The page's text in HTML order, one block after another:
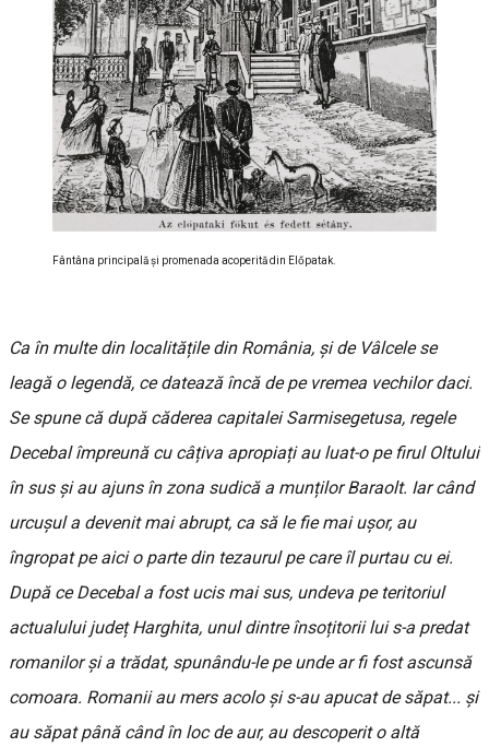
Fântâna principală și promenada acoperită din Előpatak.
Ca în multe din localitățile din România, și de Vâlcele se
leagă o legendă, ce datează încă de pe vremea vechilor daci.
Se spune că după căderea capitalei Sarmisegetusa, regele
Decebal împreună cu câțiva apropiați au luat-o pe firul Oltului
în sus și au ajuns în zona sudică a munților Baraolt. Iar când
urcușul a devenit mai abrupt, ca să le fie mai ușor, au
îngropat pe aici o parte din tezaurul pe care îl purtau cu ei.
După ce Decebal a fost ucis mai sus, undeva pe teritoriul
actualului județ Harghita, unul dintre însoțitorii lui s-a predat
romanilor și a trădat, spunându-le pe unde ar fi fost ascunsă
comoara. Romanii au mers acolo și s-au apucat de săpat... și
au săpat până când în loc de aur, au descoperit o altă